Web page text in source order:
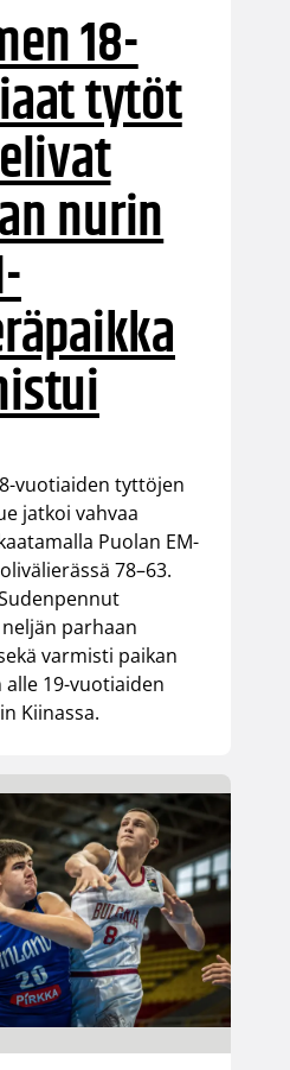
18-
tytöt
nurin
vuotiaiden tyttöjen
jatkoi vahvaa
Puolan EM-
78–63.
parhaan
varmisti paikan
alle 19-vuotiaiden
Kiinassa.